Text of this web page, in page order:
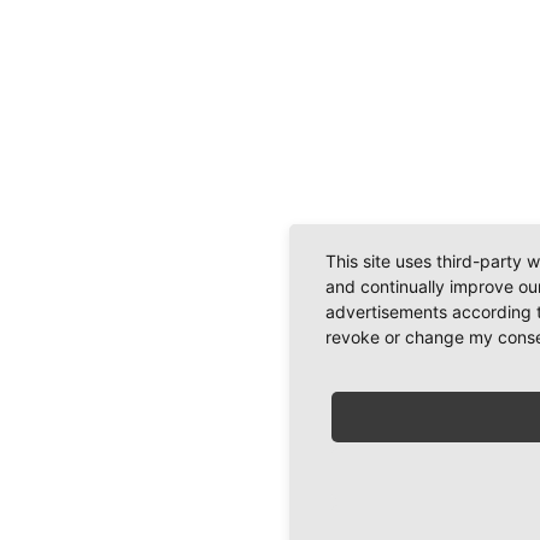
This site uses third-party
and continually improve
advertisements according
revoke or change my